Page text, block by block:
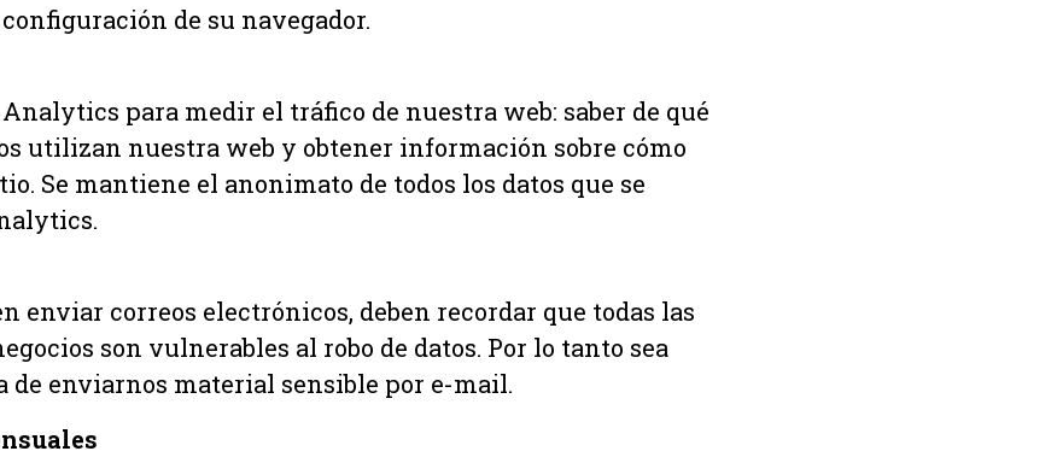
de su navegador.
para medir el tráfico de nuestra web: saber de qué
utilizan nuestra web y obtener información sobre cómo
Se mantiene el anonimato de todos los datos que se
enviar correos electrónicos, deben recordar que todas las
son vulnerables al robo de datos. Por lo tanto sea
de enviarnos material sensible por e-mail.